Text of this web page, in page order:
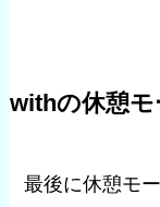
withの休憩
最後に休憩モ